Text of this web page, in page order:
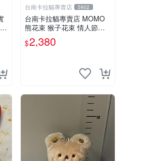
台南卡拉貓專賣店 5902
台南卡拉貓專賣店 MOMO
熊花束 猴子花束 情人節禮
物 二選一 可繡字 可今天寄
明天到
$2,380